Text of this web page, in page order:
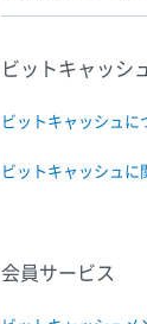
ビットキャッシ
ビットキャッシュに
ビットキャッシュに
会員サービス